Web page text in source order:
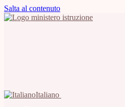
Salta al contenuto
Italiano